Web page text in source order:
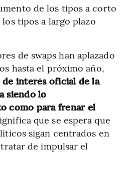
de los tipos a corto
tipos a largo plazo
de swaps han aplazado
hasta el próximo año,
interés oficial de la
siendo lo
como para frenar el
que se espera que
sigan centrados en
de impulsar el